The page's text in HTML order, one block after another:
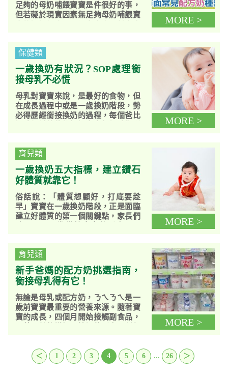
足夠的母奶哺餵寶寶是件很好的事，
但若礙於現實因素無足夠母奶哺餵寶
MORE >
保健類
一歲換奶有狀況？SOP處理銜
接母乳不必慌
母乳對寶寶來說，是最好的食物，但
在成長過程中或是一歲換奶階段，勢
必得歷經銜接換奶的過程，每個爸比
MORE >
育兒類
一歲換奶五大指標，建立鑽石
好體質就靠它！
俗話說：「體質想顧好，打底要趁
早」寶寶在一歲換奶階段，正是面臨
建立好體質的第一個關鍵點，家長們
MORE >
育兒類
新手爸媽的配方奶挑選指南，
銜接母乳得有它！
無論是母乳或配方奶，ㄋㄟㄋㄟ是一
歲前寶寶最重要的營養來源。隨著寶
寶的成長，四個月開始接觸副食品，
MORE >
＜ 1 2 3 4 5 6 ... 26 ＞